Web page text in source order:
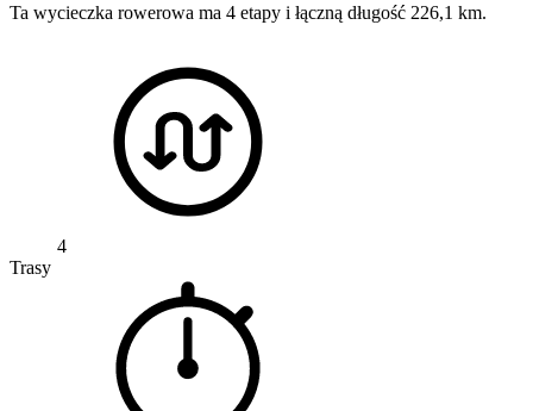
Ta wycieczka rowerowa ma 4 etapy i łączną długość 226,1 km.
4
Trasy